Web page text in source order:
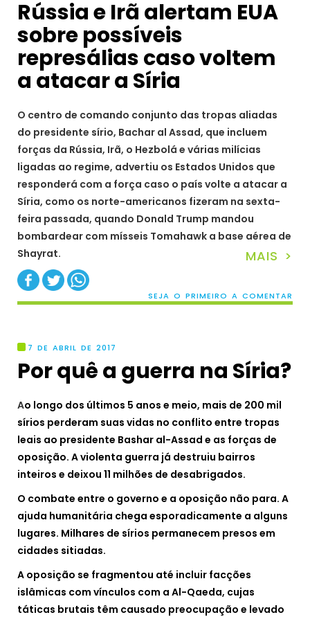
Rússia e Irã alertam EUA
sobre possíveis
represálias caso voltem
a atacar a Síria
O centro de comando conjunto das tropas aliadas
do presidente sírio, Bachar al Assad, que incluem
forças da Rússia, Irã, o Hezbolá e várias milícias
ligadas ao regime, advertiu os Estados Unidos que
responderá com a força caso o país volte a atacar a
Síria, como os norte-americanos fizeram na sexta-
feira passada, quando Donald Trump mandou
bombardear com mísseis Tomahawk a base aérea de
Shayrat.
MAIS >
SEJA O PRIMEIRO A COMENTAR
7 DE ABRIL DE 2017
Por quê a guerra na Síria?
Ao longo dos últimos 5 anos e meio, mais de 200 mil
sírios perderam suas vidas no conflito entre tropas
leais ao presidente Bashar al-Assad e as forças de
oposição. A violenta guerra já destruiu bairros
inteiros e deixou 11 milhões de desabrigados.
O combate entre o governo e a oposição não para. A
ajuda humanitária chega esporadicamente a alguns
lugares. Milhares de sírios permanecem presos em
cidades sitiadas.
A oposição se fragmentou até incluir facções
islâmicas com vínculos com a Al-Qaeda, cujas
táticas brutais têm causado preocupação e levado